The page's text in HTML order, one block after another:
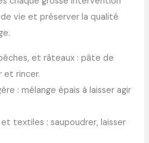
vie et préserver la qualité
et râteaux : pâte de
et rincer.
: mélange épais à laisser agir
textiles : saupoudrer, laisser